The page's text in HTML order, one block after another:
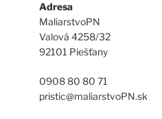
Adresa
MaliarstvoPN
Valová 4258/32
92101 Piešťany
0908 80 80 71
pristic@maliarstvoPN.sk